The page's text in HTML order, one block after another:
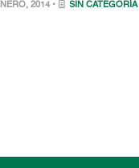
2014 • SIN CATEGORÍA